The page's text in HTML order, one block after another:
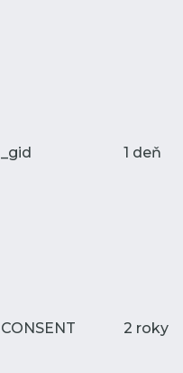
_gid 1 deň
CONSENT 2 roky